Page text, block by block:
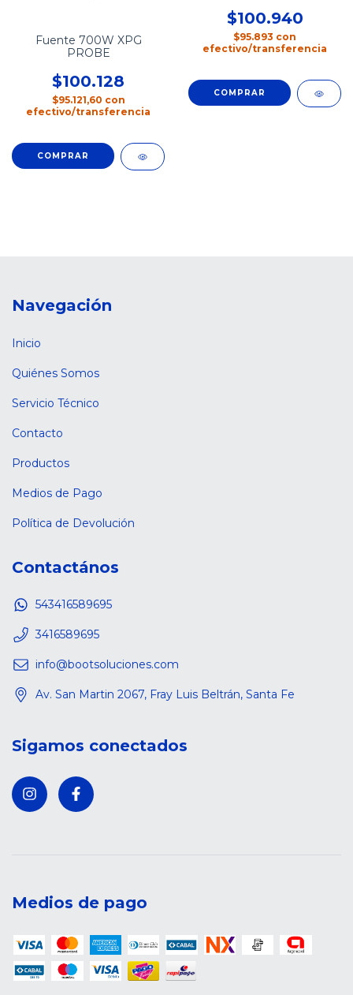
Fuente 700W XPG
PROBE
$100.128
$95.121,60 con
efectivo/transferencia
$100.940
$95.893 con
efectivo/transferencia
Navegación
Inicio
Quiénes Somos
Servicio Técnico
Contacto
Productos
Medios de Pago
Política de Devolución
Contactános
543416589695
3416589695
info@bootsoluciones.com
Av. San Martin 2067, Fray Luis Beltrán, Santa Fe
Sigamos conectados
Medios de pago